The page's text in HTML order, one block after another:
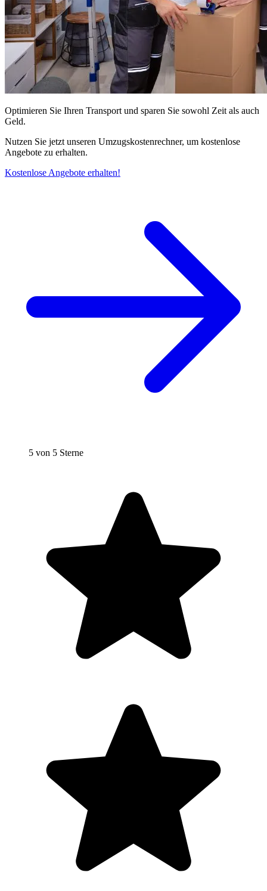
Optimieren Sie Ihren Transport und sparen Sie sowohl Zeit als auch
Geld.
Nutzen Sie jetzt unseren Umzugskostenrechner, um kostenlose
Angebote zu erhalten.
Kostenlose Angebote erhalten!
5 von 5 Sterne